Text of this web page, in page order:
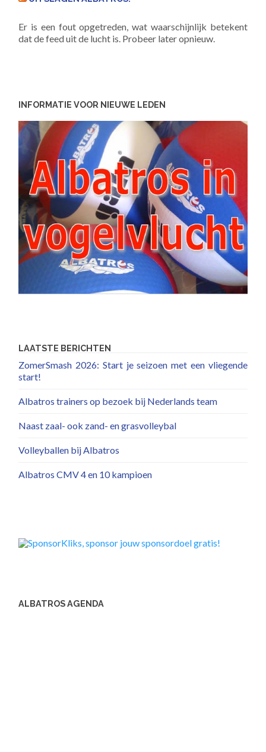
Er is een fout opgetreden, wat waarschijnlijk betekent
dat de feed uit de lucht is. Probeer later opnieuw.
INFORMATIE VOOR NIEUWE LEDEN
LAATSTE BERICHTEN
ZomerSmash 2026: Start je seizoen met een vliegende
start!
Albatros trainers op bezoek bij Nederlands team
Naast zaal- ook zand- en grasvolleybal
Volleyballen bij Albatros
Albatros CMV 4 en 10 kampioen
ALBATROS AGENDA